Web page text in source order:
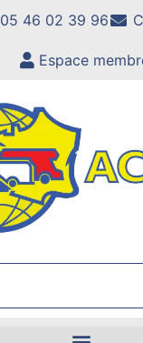
05 46 02 39 96
Espace